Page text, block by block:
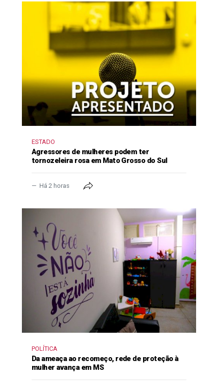
ESTADO
Agressores de mulheres podem ter
tornozeleira rosa em Mato Grosso do Sul
Há 2 horas
POLÍTICA
Da ameaça ao recomeço, rede de proteção à
mulher avança em MS